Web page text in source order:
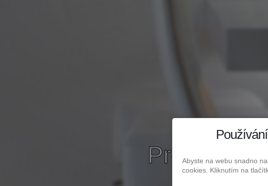
Abyste na webu snadno
cookies. Kliknutím na
Prodej
s